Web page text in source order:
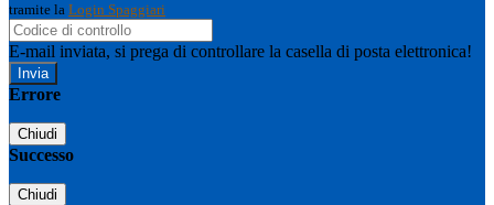
tramite la Login Spaggiari
E-mail inviata, si prega di controllare la casella di posta elettronica!
Errore
Chiudi
Successo
Chiudi